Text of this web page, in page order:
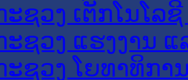
ະຊວງ ເຕັກໂນໂລ
ະຊວງ ແຮງງານ
ະຊວງ ໂຍທາທິກາ